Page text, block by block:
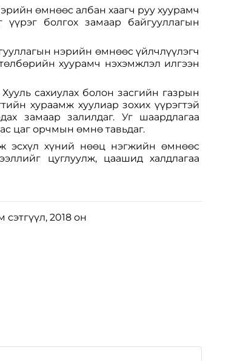
өмнөөс албан хаагч руу хуурамч
үүрэг болгох замаар байгууллагын
нэрийн өмнөөс үйлчлүүлэгч
хуурамч нэхэмжлэл илгээн
сахиулах болон засгийн газрын
хураамж хуулиар зохих үүрэгтэй
замаар залилдаг. Уг шаардлагаа
цаг орчмын өмнө тавьдаг.
эсхүл хүний нөөц нэгжийн өмнөөс
цуглуулж, цаашид халдлагаа
2018 он